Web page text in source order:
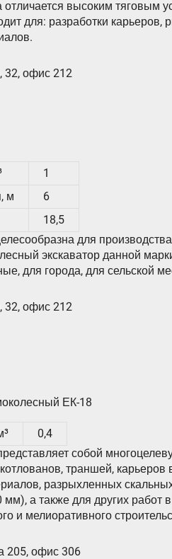
отличается высоким
для: разработки карьеров,
32, офис 212
1
м
6
18,5
для
экскаватор данной
для города, для сельской
32, офис 212
ЕК-18
0,4
собой
траншей, карьеров
разрыхленных
мм), а также для других
и мелиоративного
205, офис 306